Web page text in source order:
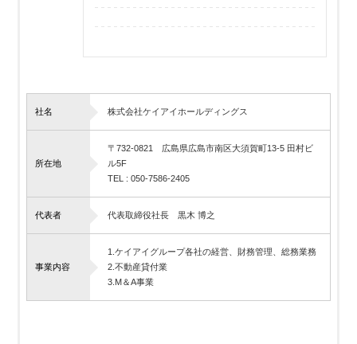
社名 株式会社ケイアイホールディングス
所在地
〒732-0821 広島県広島市南区大須賀町13-5 田村ビ
ル5F
TEL : 050-7586-2405
代表者 代表取締役社長 黒木 博之
事業内容
1.ケイアイグループ各社の経営、財務管理、総務業務
2.不動産貸付業
3.M＆A事業